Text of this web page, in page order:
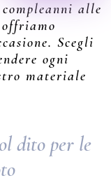
alle
Scegli
ogni
materiale
dito per le